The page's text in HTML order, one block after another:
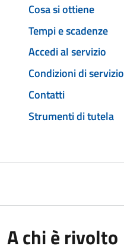
Cosa si ottiene
Tempi e scadenze
Accedi al servizio
Condizioni di servizio
Contatti
Strumenti di tutela
A chi è rivolto